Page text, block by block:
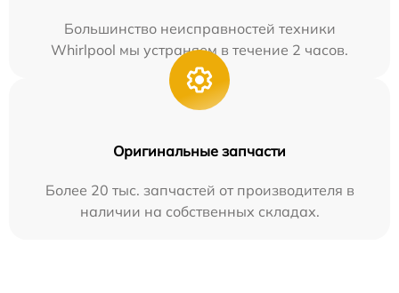
Большинство неисправностей техники
Whirlpool мы устраняем в течение 2 часов.
Оригинальные запчасти
Более 20 тыс. запчастей от производителя в
наличии на собственных складах.